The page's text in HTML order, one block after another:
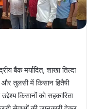
बैंक मर्यादित, शाखा तिल्दा
और तुलसी में किसान हितैषी
किसानों को सहकारिता